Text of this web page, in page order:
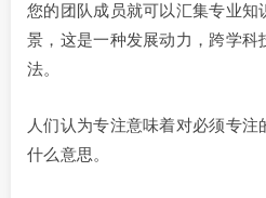
您的团队成员就可以汇集专业知
景，这是一种发展动力，跨学科
法。
人们认为专注意味着对必须专
什么意思。